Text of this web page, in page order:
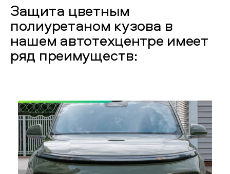
Защита цветным
полиуретаном кузова в
нашем автотехцентре имеет
ряд преимуществ: